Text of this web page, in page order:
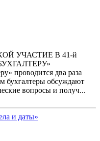
УЧАСТИЕ В 41-й
проводится два раза
бухгалтеры обсуждают
вопросы и получ...
и даты»